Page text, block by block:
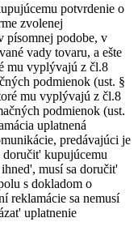
potvrdenie o
zvolenej
písomnej podobe, v
vady tovaru, a ešte
mu vyplývajú z čl.8
podmienok (ust. §
mu vyplývajú z čl.8
podmienok (ust.
uplatnená
predávajúci je
kupujúcemu
musí sa doručit'
s dokladom o
reklamácie sa nemusí
uplatnenie